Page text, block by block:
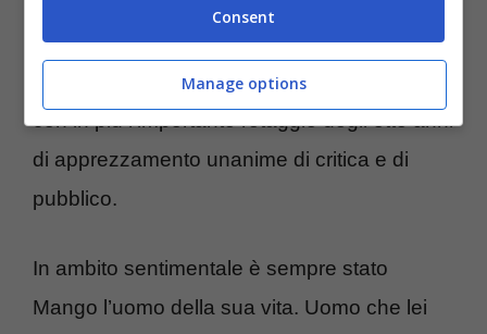
gli stessi per ritirarsi. Dopo un po’ di tempo
però la Valente riprese la carriera da solista,
con in più l’importante retaggio degli otto anni
di apprezzamento unanime di critica e di
pubblico.
In ambito sentimentale è sempre stato
Mango l’uomo della sua vita. Uomo che lei
Consent
Manage options